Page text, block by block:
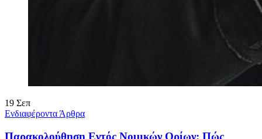
19 Σεπ
Ενδιαφέροντα Άρθρα
Παρακολούθηση Εντός Νομικών Ορίων: Πώς